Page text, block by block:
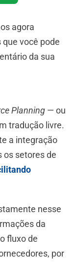
agora
você pode
da sua
Planning — ou
tradução livre.
a integração
os setores de
nesse
da
fluxo de
por